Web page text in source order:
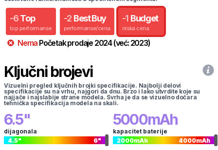
-6 Top
top performanse
-2 Best Buy
performanse/cena
-1 Budget
niska cena
Nema Početak prodaje 2024(već: 2023)
Ključni brojevi
Vizuelni pregled ključnih brojki specifikacije. Najbolji delovi
specifikacije su na vrhu, najgori da dnu. Brzo i lako utvrdite koje su
najjače i najslabije strane modela. Svrha je da se vizuelno dočara
tehnička specifikacija modela na skali.
6.5"
dijagonala
4.5" 6"
5000mAh
kapacitet baterije
2000mAh 4000mAh